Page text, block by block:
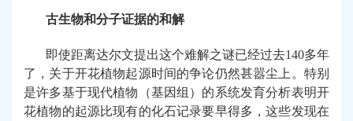
古生物和分子证据的和解
即使距离达尔文提出这个难解之谜已经过去140多年
了，关于开花植物起源时间的争论仍然甚嚣尘上。特别
是许多基于现代植物（基因组）的系统发育分析表明开
花植物的起源比现有的化石记录要早得多，这些发现在